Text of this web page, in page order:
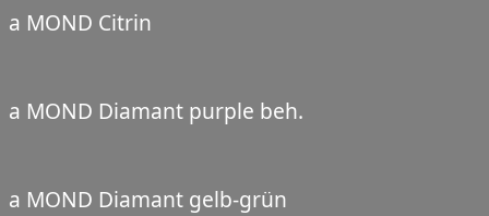
a MOND Citrin
a MOND Diamant purple beh.
a MOND Diamant gelb-grün